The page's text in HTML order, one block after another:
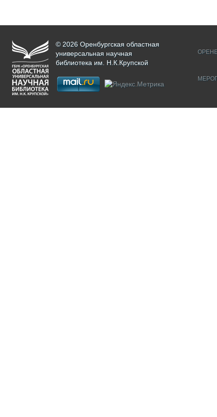
© 2026 Оренбургская областная
универсальная научная
библиотека им. Н.К.Крупской